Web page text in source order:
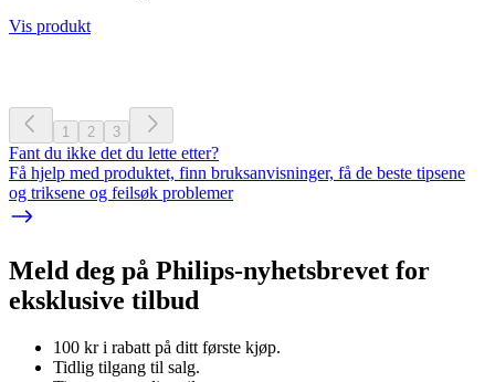
Vis produkt
1 2 3
Fant du ikke det du lette etter?
Få hjelp med produktet, finn bruksanvisninger, få de beste tipsene
og triksene og feilsøk problemer
Meld deg på Philips-nyhetsbrevet for
eksklusive tilbud
100 kr i rabatt på ditt første kjøp.
Tidlig tilgang til salg.